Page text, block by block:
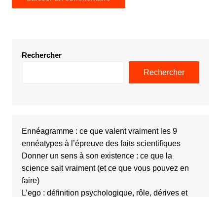
Rechercher
Rechercher
Ennéagramme : ce que valent vraiment les 9
ennéatypes à l’épreuve des faits scientifiques
Donner un sens à son existence : ce que la
science sait vraiment (et ce que vous pouvez en
faire)
L’ego : définition psychologique, rôle, dérives et